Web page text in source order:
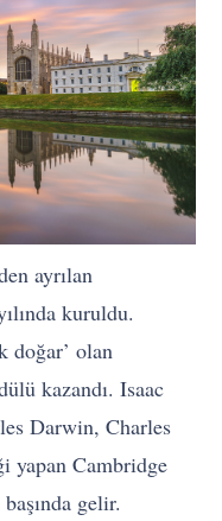
ayrılan
kuruldu.
doğar’ olan
kazandı. Isaac
Darwin, Charles
yapan Cambridge
gelir.